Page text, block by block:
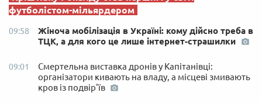
футболістом-мільярдером
09:58
Жіноча мобілізація в Україні: кому дійсно треба в
ТЦК, а для кого це лише інтернет-страшилки
09:01
Смертельна виставка дронів у Капітанівці:
організатори кивають на владу, а місцеві змивають
кров із подвір'їв